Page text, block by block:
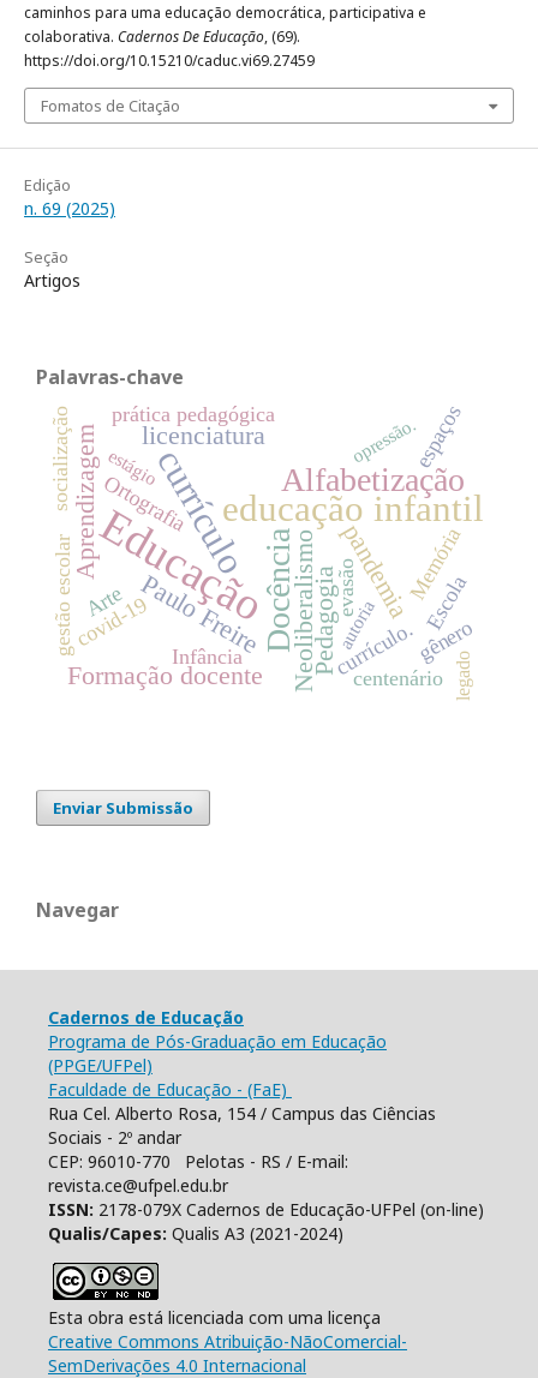
caminhos para uma educação democrática, participativa e
colaborativa. Cadernos De Educação, (69).
https://doi.org/10.15210/caduc.vi69.27459
Fomatos de Citação
Edição
n. 69 (2025)
Seção
Artigos
Palavras-chave
Educaçãoeducação infantil
currículo
Docência
Alfabetização
pandemia
Paulo Freire Neoliberalismo
Aprendizagem licenciatura
Pedagogia
Formação docente
covid-19 currículo.
evasão
Infância
gestão escolar
espaços
Arte
prática pedagógica
Memória
gênero
centenário
Ortografia
socialização
Escola
opressão.
estágio
legado
autoria
Enviar Submissão
Navegar
Cadernos de Educação
Programa de Pós-Graduação em Educação
(PPGE/UFPel)
Faculdade de Educação - (FaE)
Rua Cel. Alberto Rosa, 154 / Campus das Ciências
Sociais - 2º andar
CEP: 96010-770 Pelotas - RS / E-mail:
revista.ce@ufpel.edu.br
ISSN: 2178-079X Cadernos de Educação-UFPel (on-line)
Qualis/Capes: Qualis A3 (2021-2024)
Esta obra está licenciada com uma licença
Creative Commons Atribuição-NãoComercial-
SemDerivações 4.0 Internacional